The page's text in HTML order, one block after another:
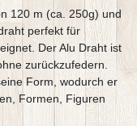
120 m (ca. 250g) und
perfekt für
Der Alu Draht ist
zurückzufedern.
Form, wodurch er
Formen, Figuren